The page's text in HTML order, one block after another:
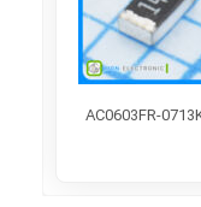
AC0603FR-